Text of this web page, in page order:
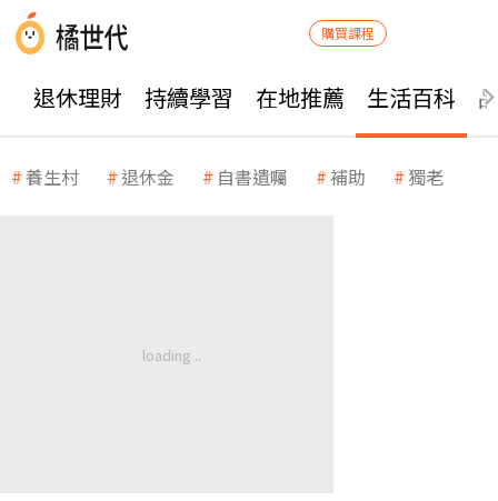
購買課程
退休理財 持續學習 在地推薦 生活百科
養生村 退休金 自書遺囑 補助 獨老